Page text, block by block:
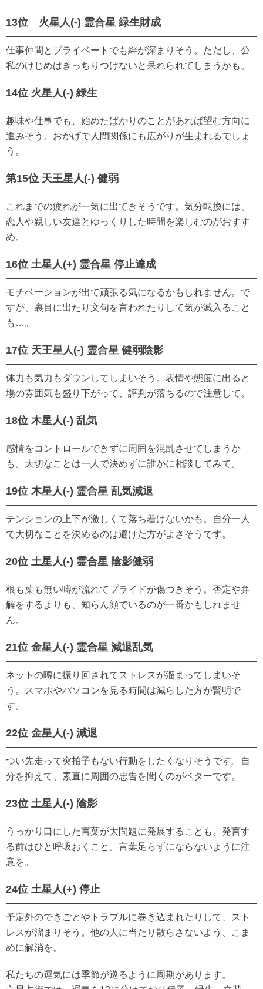
13位 火星人(-) 霊合星 緑生財成
仕事仲間とプライベートでも絆が深まりそう。ただし、公
私のけじめはきっちりつけないと呆れられてしまうかも。
14位 火星人(-) 緑生
趣味や仕事でも、始めたばかりのことがあれば望む方向に
進みそう。おかげで人間関係にも広がりが生まれるでしょ
う。
第15位 天王星人(-) 健弱
これまでの疲れが一気に出てきそうです。気分転換には、
恋人や親しい友達とゆっくりした時間を楽しむのがおすす
め。
16位 土星人(+) 霊合星 停止達成
モチベーションが出て頑張る気になるかもしれません。で
すが、裏目に出たり文句を言われたりして気が滅入ること
も…。
17位 天王星人(-) 霊合星 健弱陰影
体力も気力もダウンしてしまいそう。表情や態度に出ると
場の雰囲気も盛り下がって、評判が落ちるので注意して。
18位 木星人(-) 乱気
感情をコントロールできずに周囲を混乱させてしまうか
も。大切なことは一人で決めずに誰かに相談してみて。
19位 木星人(-) 霊合星 乱気減退
テンションの上下が激しくて落ち着けないかも。自分一人
で大切なことを決めるのは避けた方がよさそうです。
20位 土星人(-) 霊合星 陰影健弱
根も葉も無い噂が流れてプライドが傷つきそう。否定や弁
解をするよりも、知らん顔でいるのが一番かもしれませ
ん。
21位 金星人(-) 霊合星 減退乱気
ネットの噂に振り回されてストレスが溜まってしまいそ
う。スマホやパソコンを見る時間は減らした方が賢明で
す。
22位 金星人(-) 減退
つい先走って突拍子もない行動をしたくなりそうです。自
分を抑えて、素直に周囲の忠告を聞くのがベターです。
23位 土星人(-) 陰影
うっかり口にした言葉が大問題に発展することも。発言す
る前はひと呼吸おくこと。言葉足らずにならないように注
意を。
24位 土星人(+) 停止
予定外のできごとやトラブルに巻き込まれたりして、スト
レスが溜まりそう。他の人に当たり散らさないよう、こま
めに解消を。
私たちの運気には季節が巡るように周期があります。